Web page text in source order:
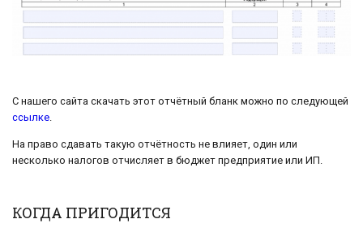
С нашего сайта скачать этот отчётный бланк можно по следующей
ссылке
На право сдавать такую отчётность не влияет, один или
несколько налогов отчисляет в бюджет предприятие или ИП.
КОГДА ПРИГОДИТСЯ